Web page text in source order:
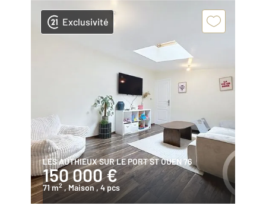
Exclusivité
LES AUTHIEUX SUR LE PORT ST OUEN 76
150 000 €
71 m2 , Maison , 4 pcs